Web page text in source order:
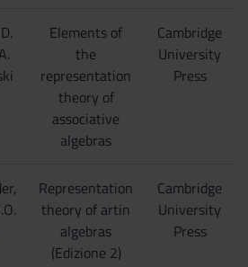
Elements of
the
representation
theory of
associative
algebras
Cambridge
University
Press
Representation
theory of artin
algebras
(Edizione 2)
Cambridge
University
Press